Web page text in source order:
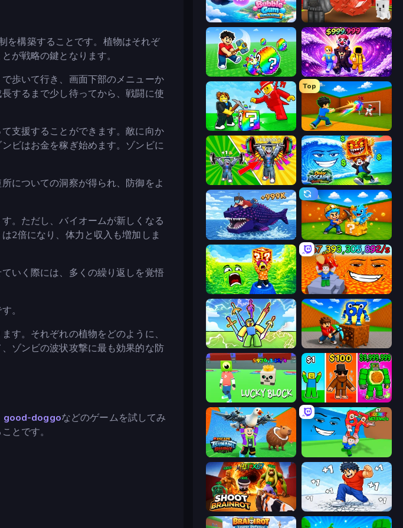
を構築することです。植物はそれぞ
が戦略の鍵となります。
歩いて行き、画面下部のメニューか
するまで少し待ってから、戦闘に使
支援することができます。敵に向か
ビはお金を稼ぎ始めます。ゾンビに
についての洞察が得られ、防御をよ
。ただし、バイオームが新しくなる
2倍になり、体力と収入も増加しま
いく際には、多くの繰り返しを覚悟
。
す。それぞれの植物をどのように、
ゾンビの波状攻撃に最も効果的な防
good-doggoなどのゲームを試してみ
とです。
Bubble Gum Simulator Grow A Garden | Growden.io
Break a Lucky Egg Brainrots Obby - BrainWave
Top
Baseball For Brainrot
Obby: Gym Simulator, Escape Obby Escape from Tsunami Brainrot
Obby Fish Challenge: Ride Escape Cave For Brainrot
Save Memerots: Acid Lava lake Escape Lava for Brainrots!
Obby vs Brainrot Obby: Break Rocks For Brainrots
Lucky Block Obby Brainrot Merge
Escape Tsunami Brainrot
Shoot Brainrot Break a Skyscraper